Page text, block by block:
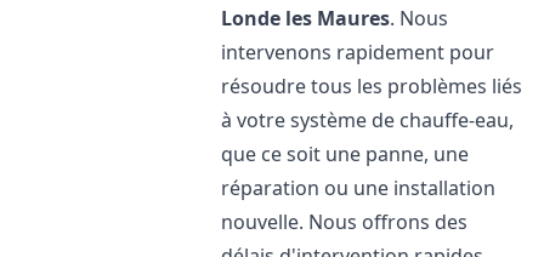
Londe les Maures. Nous
intervenons rapidement pour
résoudre tous les problèmes liés
à votre système de chauffe-eau,
que ce soit une panne, une
réparation ou une installation
nouvelle. Nous offrons des